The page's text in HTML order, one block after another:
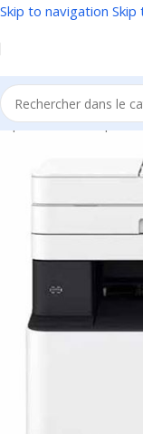
Skip to navigation Skip
& bureautique/